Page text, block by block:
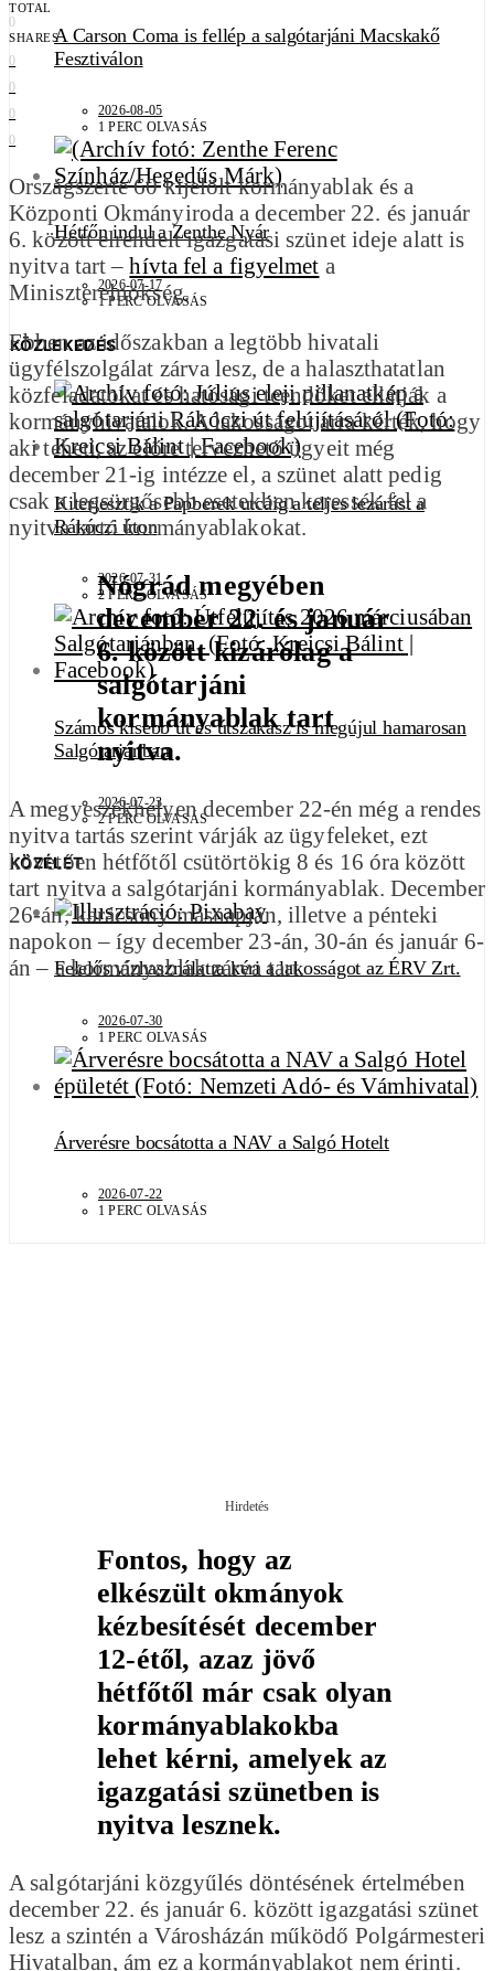
A Carson Coma is fellép a salgótarjáni Macskakő
Fesztiválon
2026-08-05
1 PERC OLVASÁS
Hétfőn indul a Zenthe Nyár
2026-07-17
1 PERC OLVASÁS
KÖZLEKEDÉS
Kiterjesztik a Papberek utcáig a teljes lezárást a
Rákóczi úton
2026-07-31
2 PERC OLVASÁS
Számos kisebb út és útszakasz is megújul hamarosan
Salgótarjánban
2026-07-23
2 PERC OLVASÁS
KÖZÉLET
Felelős vízhasználatra kéri a lakosságot az ÉRV Zrt.
2026-07-30
1 PERC OLVASÁS
Árverésre bocsátotta a NAV a Salgó Hotelt
2026-07-22
1 PERC OLVASÁS
TOTAL
0
SHARES
0
0
0
0
Országszerte 60 kijelölt kormányablak és a
Központi Okmányiroda a december 22. és január
6. között elrendelt igazgatási szünet ideje alatt is
nyitva tart –hívta fel a figyelmet a
Miniszterelnökség.
Ebben az időszakban a legtöbb hivatali
ügyfélszolgálat zárva lesz, de a halaszthatatlan
közfeladatokat és hatósági teendőket ellátják a
kormányhivatalok. A lakosságot arra kérték, hogy
aki teheti, az előre tervezhető ügyeit még
december 21-ig intézze el, a szünet alatt pedig
csak a legsürgősebb esetekben keressék fel a
nyitva tartó kormányablakokat.
Nógrád megyében
december 22. és január
6. között kizárólag a
salgótarjáni
kormányablak tart
nyitva.
A megyeszékhelyen december 22-én még a rendes
nyitva tartás szerint várják az ügyfeleket, ezt
követően hétfőtől csütörtökig 8 és 16 óra között
tart nyitva a salgótarjáni kormányablak. December
26-án, karácsony másnapján, illetve a pénteki
napokon – így december 23-án, 30-án és január 6-
án – a kormányablak zárva tart.
Hirdetés
Fontos, hogy az
elkészült okmányok
kézbesítését december
12-étől, azaz jövő
hétfőtől már csak olyan
kormányablakokba
lehet kérni, amelyek az
igazgatási szünetben is
nyitva lesznek.
A salgótarjáni közgyűlés döntésének értelmében
december 22. és január 6. között igazgatási szünet
lesz a szintén a Városházán működő Polgármesteri
Hivatalban, ám ez a kormányablakot nem érinti.